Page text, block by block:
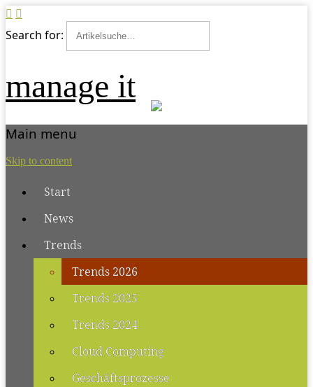
Search for:
manage it
Main menu
Skip to content
Start
News
Trends
Trends 2026
Trends 2025
Trends 2024
Cloud Computing
Geschäftsprozesse